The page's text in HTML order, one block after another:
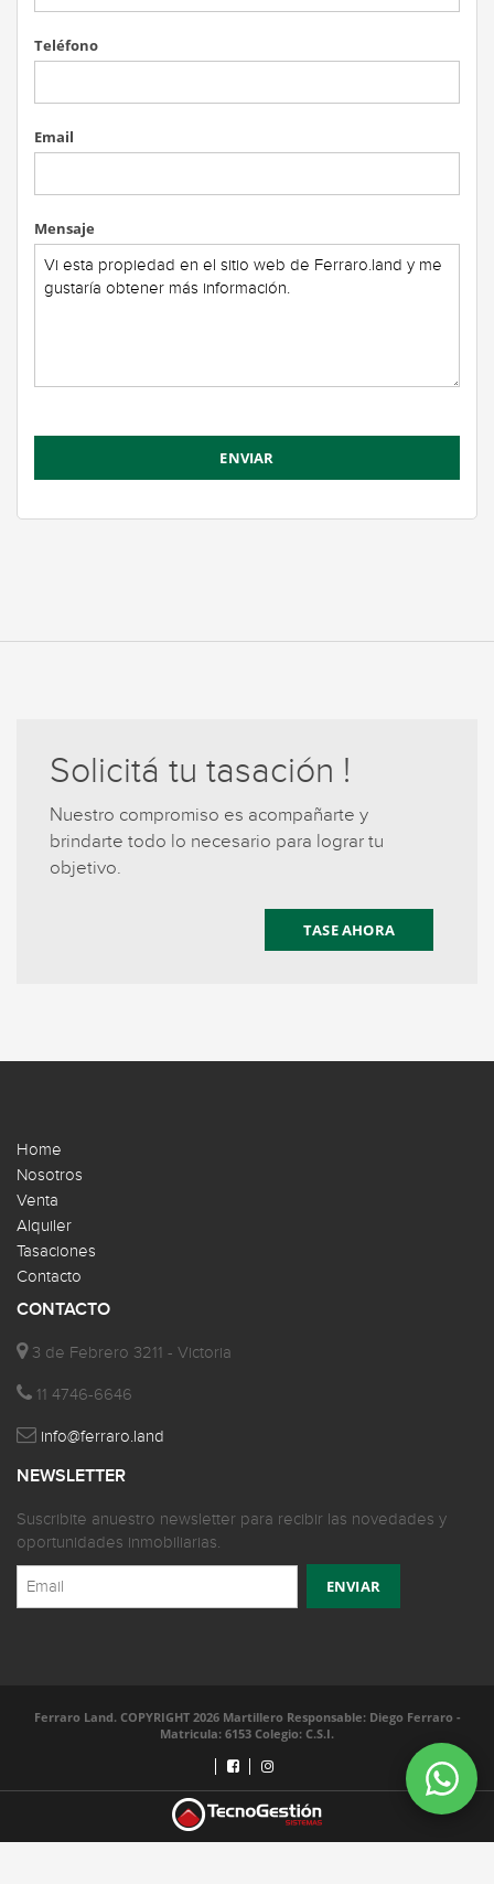
Teléfono
Email
Mensaje
Solicitá tu tasación !
Nuestro compromiso es acompañarte y
brindarte todo lo necesario para lograr tu
objetivo.
TASE AHORA
Home
Nosotros
Venta
Alquiler
Tasaciones
Contacto
CONTACTO
3 de Febrero 3211 - Victoria
11 4746-6646
info@ferraro.land
NEWSLETTER
Suscribite anuestro newsletter para recibir las novedades y
oportunidades inmobiliarias.
Ferraro Land. COPYRIGHT 2026 Martillero Responsable: Diego Ferraro -
Matricula: 6153 Colegio: C.S.I.